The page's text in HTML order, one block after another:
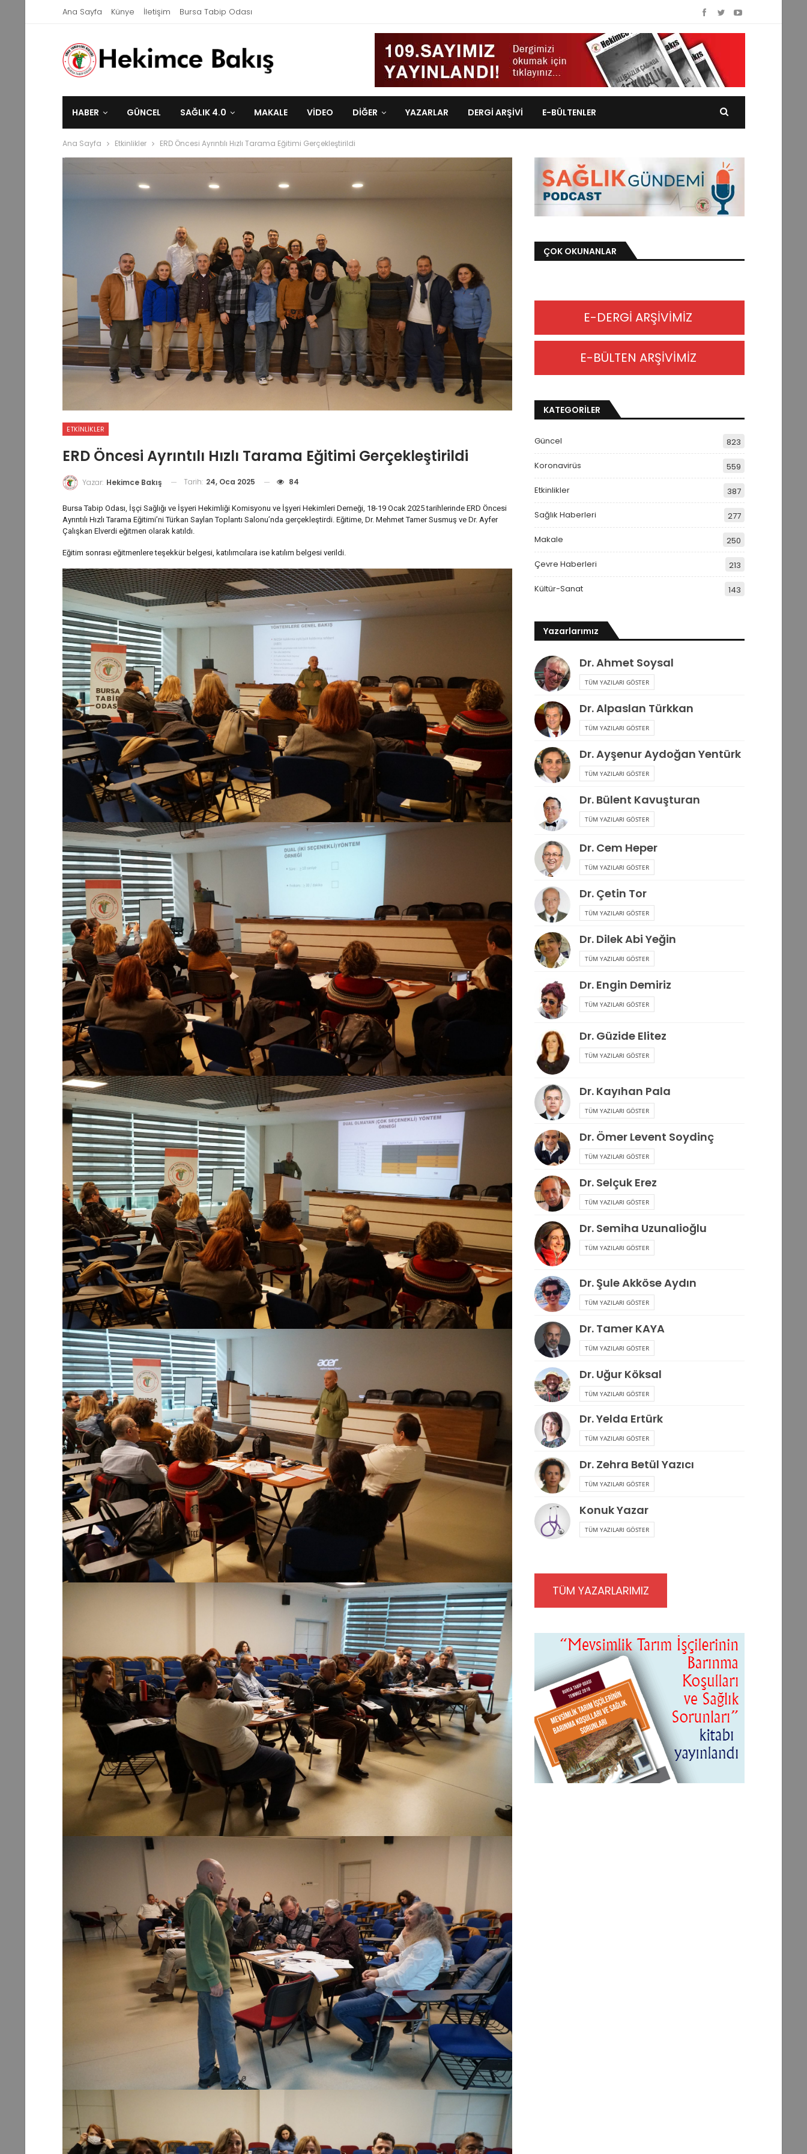
Ana Sayfa Künye İletişim Bursa Tabip Odası
HABER GÜNCEL SAĞLIK 4.0 MAKALE VIDEO DİĞER YAZARLAR DERGI ARŞIVI E-BÜLTENLER
Ana Sayfa Etkinlikler ERD Öncesi Ayrıntılı Hızlı Tarama Eğitimi Gerçekleştirildi
ETKINLIKLER
ERD Öncesi Ayrıntılı Hızlı Tarama Eğitimi Gerçekleştirildi
Yazar: Hekimce Bakış Tarih: 24, Oca 2025 84
Bursa Tabip Odası, İşçi Sağlığı ve İşyeri Hekimliği Komisyonu ve İşyeri Hekimleri Derneği, 18-19 Ocak 2025 tarihlerinde ERD Öncesi
Ayrıntılı Hızlı Tarama Eğitimi’ni Türkan Saylan Toplantı Salonu’nda gerçekleştirdi. Eğitime, Dr. Mehmet Tamer Susmuş ve Dr. Ayfer
Çalışkan Elverdi eğitmen olarak katıldı.
Eğitim sonrası eğitmenlere teşekkür belgesi, katılımcılara ise katılım belgesi verildi.
ÇOK OKUNANLAR
E-DERGİ ARŞİVİMİZ
E-BÜLTEN ARŞİVİMİZ
KATEGORİLER
Güncel 823
Koronavirüs 559
Etkinlikler 387
Sağlık Haberleri 277
Makale 250
Çevre Haberleri 213
Kültür-Sanat 143
Yazarlarımız
Dr. Ahmet Soysal
TÜM YAZILARI GÖSTER
Dr. Alpaslan Türkkan
TÜM YAZILARI GÖSTER
Dr. Ayşenur Aydoğan Yentürk
TÜM YAZILARI GÖSTER
Dr. Bülent Kavuşturan
TÜM YAZILARI GÖSTER
Dr. Cem Heper
TÜM YAZILARI GÖSTER
Dr. Çetin Tor
TÜM YAZILARI GÖSTER
Dr. Dilek Abi Yeğin
TÜM YAZILARI GÖSTER
Dr. Engin Demiriz
TÜM YAZILARI GÖSTER
Dr. Güzide Elitez
TÜM YAZILARI GÖSTER
Dr. Kayıhan Pala
TÜM YAZILARI GÖSTER
Dr. Ömer Levent Soydinç
TÜM YAZILARI GÖSTER
Dr. Selçuk Erez
TÜM YAZILARI GÖSTER
Dr. Semiha Uzunalioğlu
TÜM YAZILARI GÖSTER
Dr. Şule Akköse Aydın
TÜM YAZILARI GÖSTER
Dr. Tamer KAYA
TÜM YAZILARI GÖSTER
Dr. Uğur Köksal
TÜM YAZILARI GÖSTER
Dr. Yelda Ertürk
TÜM YAZILARI GÖSTER
Dr. Zehra Betül Yazıcı
TÜM YAZILARI GÖSTER
Konuk Yazar
TÜM YAZILARI GÖSTER
TÜM YAZARLARIMIZ